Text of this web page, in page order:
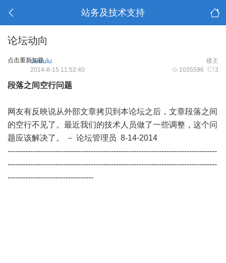
站务及技术支持
论坛动向
点击重新加载 楼主
dudulu
1035596 3
2014-8-15 11:52:40
段落之间空行问题
网友有反映说从外部文章拷贝到本论坛之后，文章段落之间
的空行不见了。最近我们的技术人员做了一些调整，这个问
题应该解决了。 － 论坛管理员 8-14-2014
-----------------------------------------------------------------------------------
-----------------------------------------------------------------------------------
----------------------------------